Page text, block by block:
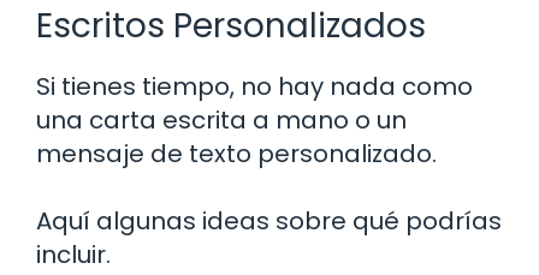
Escritos Personalizados
Si tienes tiempo, no hay nada como
una carta escrita a mano o un
mensaje de texto personalizado.
Aquí algunas ideas sobre qué podrías
incluir.